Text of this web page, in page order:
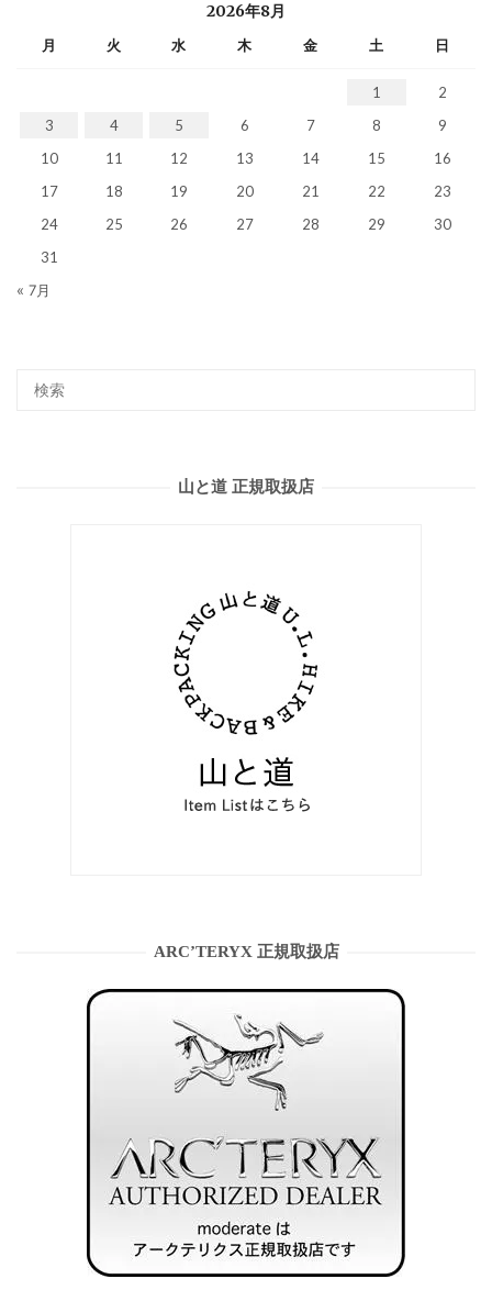
2026年8月
月 火 水 木 金 土 日
1
2
3
4 5 6 7 8
9
10
11 12 13 14 15
16
17
18 19 20 21 22
23
24
25 26 27 28 29
30
31
« 7月
山と道 正規取扱店
ARC’TERYX 正規取扱店